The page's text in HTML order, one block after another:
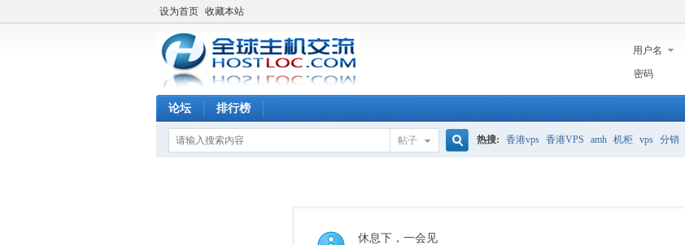
设为首页 收藏本站
用户名
密码
论坛 排行榜
帖子 热搜: 香港vps 香港VPS amh 机柜 vps 分销
休息下，一会见